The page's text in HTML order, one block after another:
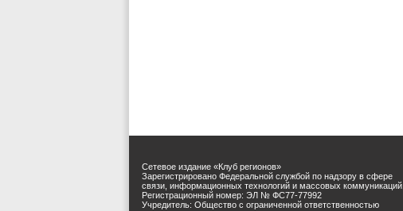
Сетевое издание «Клуб регионов»
Зарегистрировано Федеральной службой по надзору в сфере
связи, информационных технологий и массовых коммуникаций.
Регистрационный номер: ЭЛ № ФС77-77992
Учредитель: Общество с ограниченной ответственностью